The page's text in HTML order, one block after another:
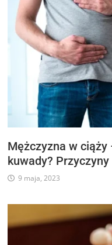
Mężczyzna w
kuwady?
9 maja, 2023